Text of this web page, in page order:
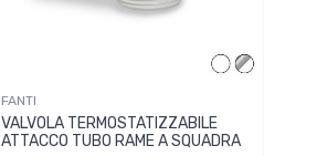
FANTI
VALVOLA TERMOSTATIZZABILE
ATTACCO TUBO RAME A SQUADRA